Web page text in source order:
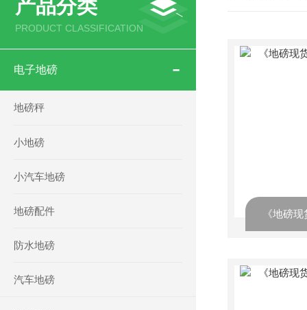
产品分类
PRODUCT CLASSIFICATION
电子地磅
地磅秤
小地磅
小汽车地磅
地磅配件
防水地磅
汽车地磅